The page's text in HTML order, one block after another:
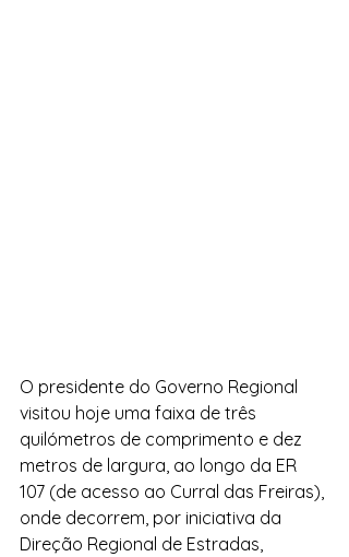
O presidente do Governo Regional
visitou hoje uma faixa de três
quilómetros de comprimento e dez
metros de largura, ao longo da ER
107 (de acesso ao Curral das Freiras),
onde decorrem, por iniciativa da
Direção Regional de Estradas,